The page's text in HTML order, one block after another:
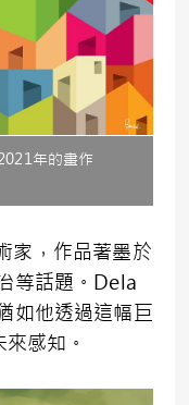
年的畫作
家，作品著墨於
等話題。Dela
如他透過這幅巨
感知。